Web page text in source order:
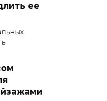
ее